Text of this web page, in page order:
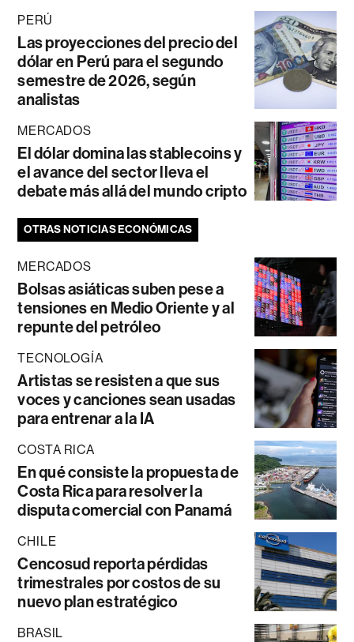
PERÚ
Las proyecciones del precio del
dólar en Perú para el segundo
semestre de 2026, según
analistas
MERCADOS
El dólar domina las stablecoins y
el avance del sector lleva el
debate más allá del mundo cripto
OTRAS NOTICIAS ECONÓMICAS
MERCADOS
Bolsas asiáticas suben pese a
tensiones en Medio Oriente y al
repunte del petróleo
TECNOLOGÍA
Artistas se resisten a que sus
voces y canciones sean usadas
para entrenar a la IA
COSTA RICA
En qué consiste la propuesta de
Costa Rica para resolver la
disputa comercial con Panamá
CHILE
Cencosud reporta pérdidas
trimestrales por costos de su
nuevo plan estratégico
BRASIL